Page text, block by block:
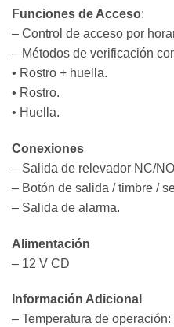
Funciones de Acceso:
– Control de acceso por
– Métodos de verificación
• Rostro + huella.
• Rostro.
• Huella.
Conexiones
– Salida de relevador NC/
– Botón de salida / timbre /
– Salida de alarma.
Alimentación
– 12 V CD
Información Adicional
– Temperatura de operación: